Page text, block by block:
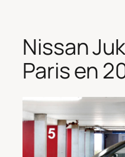
Nissan
Paris en